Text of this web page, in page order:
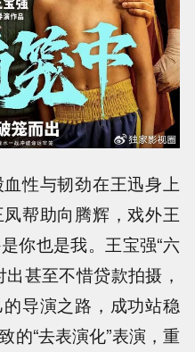
性与韧劲在王迅身上
帮助向腾辉，戏外王
你也是我。王宝强“六
甚至不惜贷款拍摄，
导演之路，成功站稳
的“去表演化”表演，重